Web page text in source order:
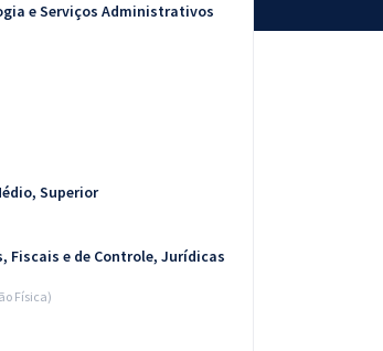
e Serviços Administrativos
Superior
Fiscais e de Controle, Jurídicas
Física)